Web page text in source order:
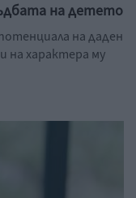
на детето
на даден
на характера му